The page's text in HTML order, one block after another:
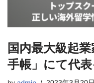
国内最大級起
手帳」にて代